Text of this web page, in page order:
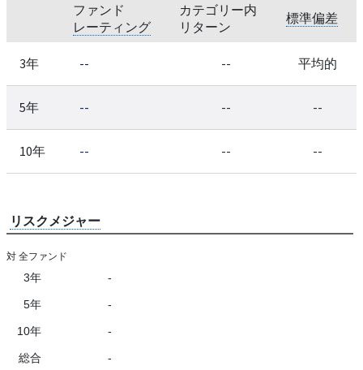
ファンド
レーティング
カテゴリー内
リターン
標準偏差
3年 -- -- 平均的
5年 -- -- --
10年 -- -- --
リスクメジャー
対 全ファンド
3年 -
5年 -
10年 -
総合 -